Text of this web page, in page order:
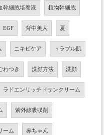
幹細胞培養液 植物幹細胞
EGF 背中美人 夏
ニキビケア トラブル肌
わつき 洗顔方法 洗顔
ラドエンリッチドサンクリーム
紫外線吸収剤
ーム 赤ちゃん